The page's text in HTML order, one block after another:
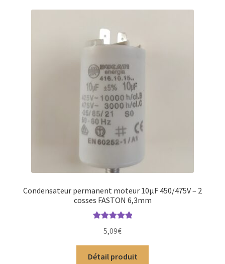
Condensateur permanent moteur 10µF 450/475V – 2
cosses FASTON 6,3mm
5,09€
Détail produit